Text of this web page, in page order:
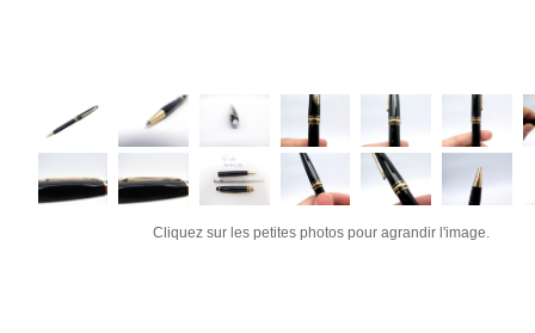
Cliquez sur les petites photos pour agrandir l'image.